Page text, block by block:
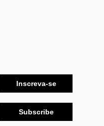
Inscreva-se
Subscribe